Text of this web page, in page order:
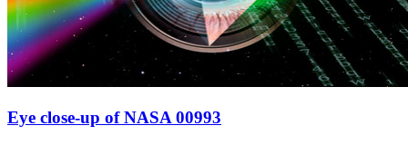
Eye close-up of NASA 00993